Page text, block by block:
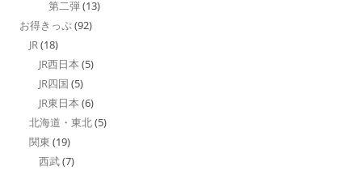
第二弾(13)
お得きっぷ(92)
JR(18)
JR西日本 (5)
JR四国 (5)
JR東日本 (6)
北海道・東北(5)
関東 (19)
西武(7)